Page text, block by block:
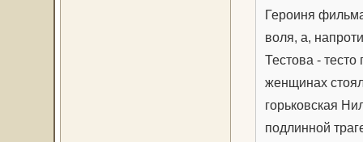
Героиня
воля, а,
Тестова -
женщинах
горьковская
подлинной